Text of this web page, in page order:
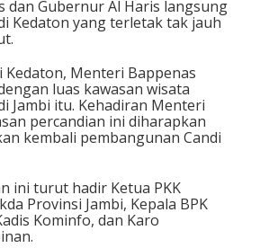
dan Gubernur Al Haris langsung
Kedaton yang terletak tak jauh
Kedaton, Menteri Bappenas
luas kawasan wisata
Jambi itu. Kehadiran Menteri
percandian ini diharapkan
kembali pembangunan Candi
ini turut hadir Ketua PKK
Provinsi Jambi, Kepala BPK
Kominfo, dan Karo